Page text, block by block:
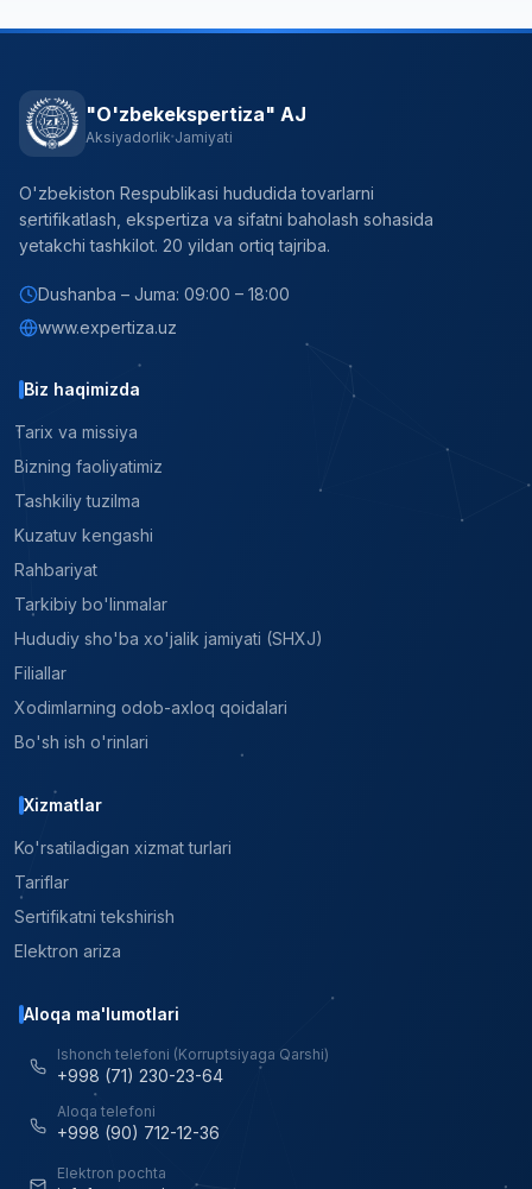
"O'zbekekspertiza" AJ
Aksiyadorlik Jamiyati
O'zbekiston Respublikasi hududida tovarlarni
sertifikatlash, ekspertiza va sifatni baholash sohasida
yetakchi tashkilot. 20 yildan ortiq tajriba.
Dushanba – Juma: 09:00 – 18:00
www.expertiza.uz
Biz haqimizda
Tarix va missiya
Bizning faoliyatimiz
Tashkiliy tuzilma
Kuzatuv kengashi
Rahbariyat
Tarkibiy bo'linmalar
Hududiy sho'ba xo'jalik jamiyati (SHXJ)
Filiallar
Xodimlarning odob-axloq qoidalari
Bo'sh ish o'rinlari
Xizmatlar
Ko'rsatiladigan xizmat turlari
Tariflar
Sertifikatni tekshirish
Elektron ariza
Aloqa ma'lumotlari
Ishonch telefoni (Korruptsiyaga Qarshi)
+998 (71) 230-23-64
Aloqa telefoni
+998 (90) 712-12-36
Elektron pochta